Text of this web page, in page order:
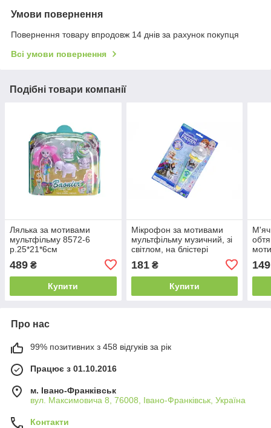
Умови повернення
Повернення товару впродовж 14 днів за рахунок покупця
Всі умови повернення
Подібні товари компанії
Лялька за мотивами
мультфільму 8572-6
р.25*21*6см
489 ₴
Купити
Мікрофон за мотивами
мультфільму музичний, зі
світлом, на блістері
мовою р.25,
181₴
Купити
М'яч
149
Про нас
99% позитивних з 458 відгуків за рік
Працює з 01.10.2016
м. Івано-Франківськ
вул. Максимовича 8, 76008, Івано-Франківськ, Україна
Контакти